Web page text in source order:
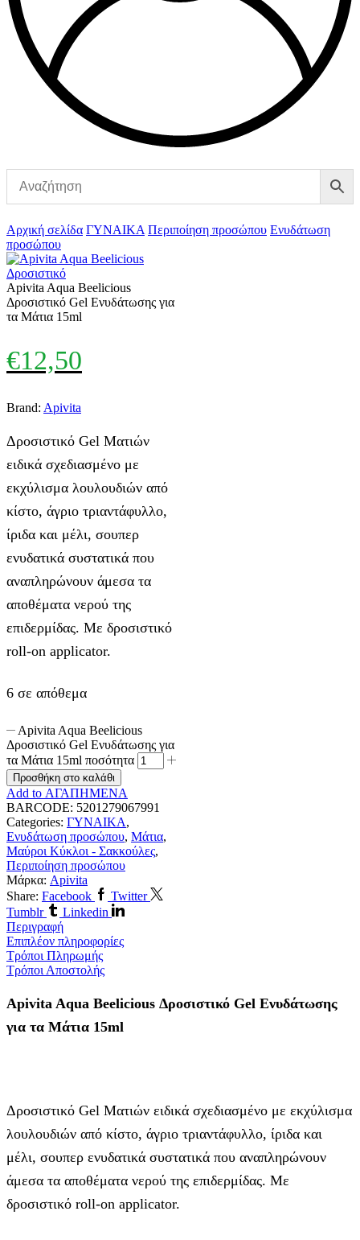
Αρχική σελίδα ΓΥΝΑΙΚΑ Περιποίηση προσώπου Ενυδάτωση
προσώπου
Apivita Aqua Beelicious
Δροσιστικό Gel Ενυδάτωσης για
τα Μάτια 15ml
€12,50
Brand: Apivita
Δροσιστικό Gel Ματιών
ειδικά σχεδιασμένο με
εκχύλισμα λουλουδιών από
κίστο, άγριο τριαντάφυλλο,
ίριδα και μέλι, σουπερ
ενυδατικά συστατικά που
αναπληρώνουν άμεσα τα
αποθέματα νερού της
επιδερμίδας. Με δροσιστικό
roll-on applicator.
6 σε απόθεμα
Apivita Aqua Beelicious
Δροσιστικό Gel Ενυδάτωσης για
τα Μάτια 15ml ποσότητα
Προσθήκη στο καλάθι
Add to ΑΓΑΠΗΜΕΝΑ
BARCODE: 5201279067991
Categories: ΓΥΝΑΙΚΑ,
Ενυδάτωση προσώπου, Μάτια,
Μαύροι Κύκλοι - Σακκούλες,
Περιποίηση προσώπου
Μάρκα: Apivita
Share: Facebook
Twitter
Tumblr
Linkedin
Περιγραφή
Επιπλέον πληροφορίες
Τρόποι Πληρωμής
Τρόποι Αποστολής
Apivita Aqua Beelicious Δροσιστικό Gel Ενυδάτωσης
για τα Μάτια 15ml
Δροσιστικό Gel Ματιών ειδικά σχεδιασμένο με εκχύλισμα
λουλουδιών από κίστο, άγριο τριαντάφυλλο, ίριδα και
μέλι, σουπερ ενυδατικά συστατικά που αναπληρώνουν
άμεσα τα αποθέματα νερού της επιδερμίδας. Με
δροσιστικό roll-on applicator.